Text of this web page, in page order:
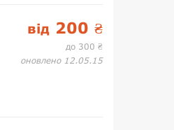
від 200 ₴
до 300 ₴
оновлено 12.05.15